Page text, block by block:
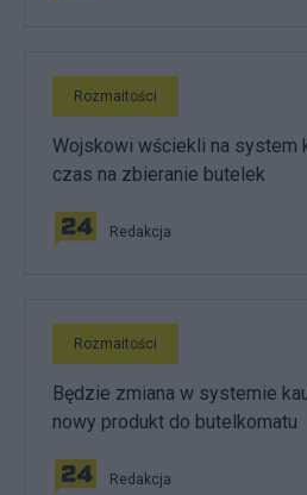
Rozmaitości
Wojskowi wściekli na system
czas na zbieranie butelek
Redakcja
Rozmaitości
Będzie zmiana w systemie
nowy produkt do butelkomatu
Redakcja